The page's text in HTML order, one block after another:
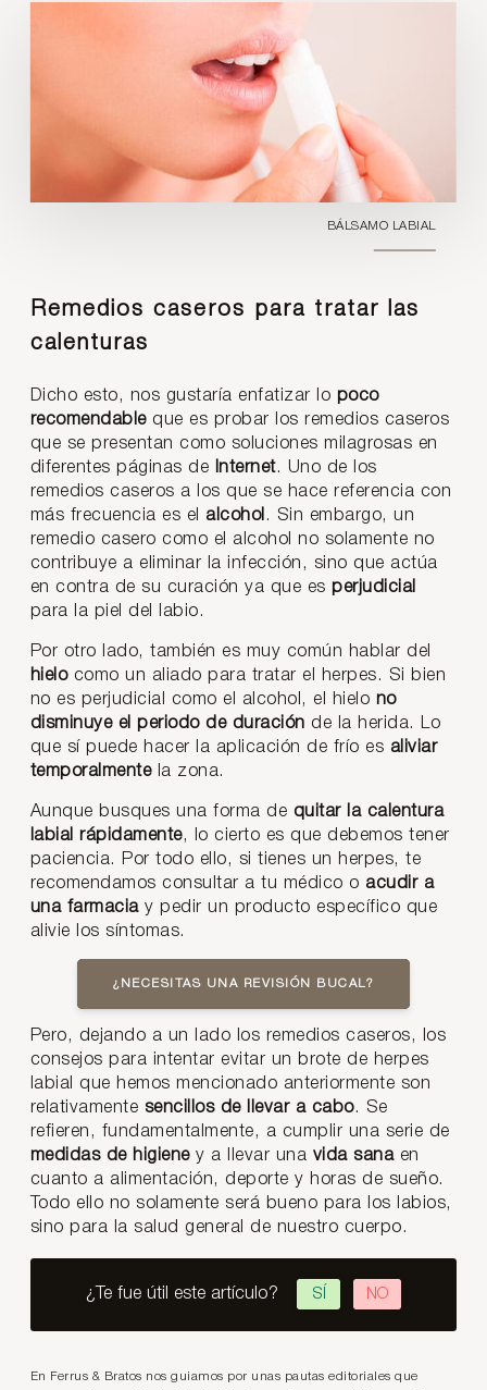
BÁLSAMO LABIAL
Remedios caseros para tratar las
calenturas
Dicho esto, nos gustaría enfatizar lo poco
recomendableque es probar los remedios caseros
que se presentan como soluciones milagrosas en
diferentes páginas de Internet. Uno de los
remedios caseros a los que se hace referencia con
más frecuencia es el alcohol . Sin embargo, un
remedio casero como el alcohol no solamente no
contribuye a eliminar la infección, sino que actúa
en contra de su curación ya que es perjudicial
para la piel del labio.
Por otro lado, también es muy común hablar del
hielocomo un aliado para tratar el herpes. Si bien
no es perjudicial como el alcohol, el hielo no
disminuye el periodo de duración de la herida. Lo
que sí puede hacer la aplicación de frío es aliviar
temporalmentela zona.
Aunque busques una forma de quitar la calentura
labial rápidamente, lo cierto es que debemos tener
paciencia. Por todo ello, si tienes un herpes, te
recomendamos consultar a tu médico o acudir a
una farmaciay pedir un producto específico que
alivie los síntomas.
¿NECESITAS UNA REVISIÓN BUCAL?
Pero, dejando a un lado los remedios caseros, los
consejos para intentar evitar un brote de herpes
labial que hemos mencionado anteriormente son
relativamente sencillos de llevar a cabo. Se
refieren, fundamentalmente, a cumplir una serie de
medidas de higieney a llevar una vida sana en
cuanto a alimentación, deporte y horas de sueño.
Todo ello no solamente será bueno para los labios,
sino para la salud general de nuestro cuerpo.
¿Te fue útil este artículo? SÍ NO
En Ferrus & Bratos nos guiamos por unas pautas editoriales que